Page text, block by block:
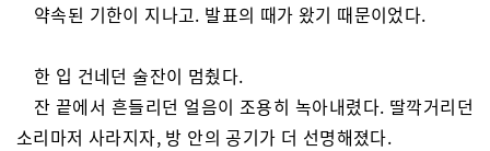
약속된 기한이 지나고. 발표의 때가 왔기 때문이었다.
한 입 건네던 술잔이 멈췄다.
잔 끝에서 흔들리던 얼음이 조용히 녹아내렸다. 딸깍거리던
소리마저 사라지자, 방 안의 공기가 더 선명해졌다.